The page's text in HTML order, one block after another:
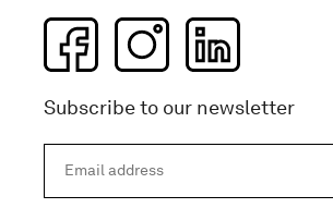
Subscribe to our newsletter